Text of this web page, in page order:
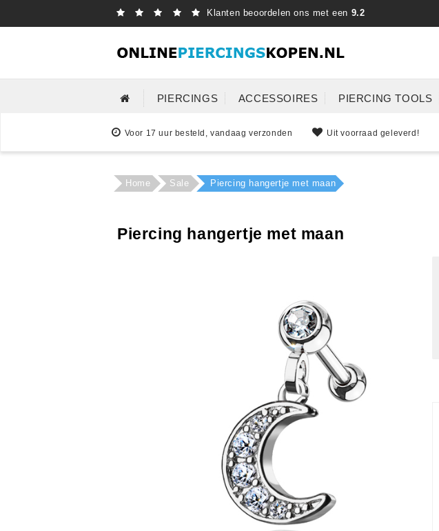
Klanten beoordelen ons met een 9.2
PIERCINGS ACCESSOIRES PIERCING TOOLS
Voor 17 uur besteld, vandaag verzonden Uit voorraad geleverd!
Home Sale Piercing hangertje met maan
Piercing hangertje met maan